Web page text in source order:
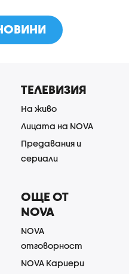
ТЕЛЕВИЗИЯ
На живо
Лицата на NOVA
Предавания и
сериали
ОЩЕ ОТ
NOVA
NOVA
отговорност
NOVA Кариери